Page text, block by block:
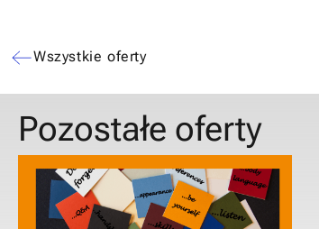
Wszystkie oferty
Pozostałe oferty